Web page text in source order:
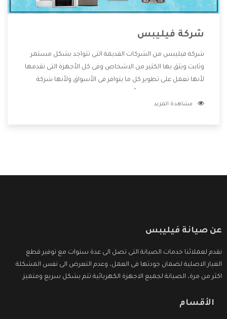
شركة فيليبس
شركة فيليبس من الشركات القديمة التى تتواجد بشكل مستمر
وثابت ويثق بها الكثير من الاشخاص وفى كل الأجهزة التى تقدمها
لأنها تعمل على تطوير كل ما يتوافر فى الأسواق ولأنها شركة
وتقدم للعملاء أقوى العروض والخصومات التى تسهل على
مشاهدة المزيد
عن صيانة فيليبس
نقدم لعملائنا خدمات الصيانة التى تصل الى عدة سنوات مع توفير قطع
الغيار الاصلية لضمان جودتها فى العمل، وعدم التعرض الى نفس المشكلة
اكثر من مرة، الصيانة لجميع الاجهزة الكهربائية تتم بشكل سريع ومتميز.
الأقسام